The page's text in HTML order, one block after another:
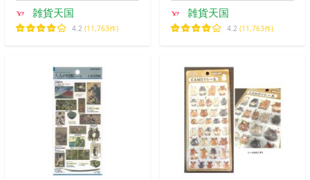
雑貨天国
4.2 (11,763件)
雑貨天国
4.2 (11,763件)